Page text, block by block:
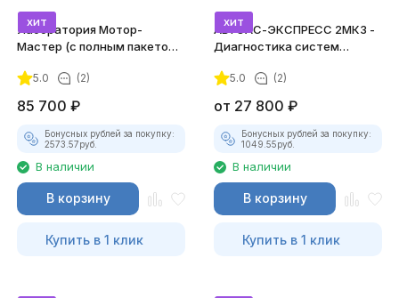
хит
Лаборатория Мотор-
Мастер (с полным пакетом
5.0 (2)
85 700 ₽
Бонусных рублей за покупку:
2573.57руб.
В наличии
В корзину
Купить в 1 клик
хит
АВТОАС-ЭКСПРЕСС 2МК3 -
Диагностика систем
5.0 (2)
от 27 800 ₽
Бонусных рублей за покупку:
1049.55руб.
В наличии
В корзину
Купить в 1 клик